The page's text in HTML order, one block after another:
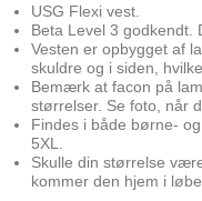
USG Flexi vest.
Beta Level 3 godkendt.
Vesten er opbygget af
skuldre og i siden,
Bemærk at facon på
størrelser. Se foto, når
Findes i både børne-
5XL.
Skulle din størrelse
kommer den hjem i